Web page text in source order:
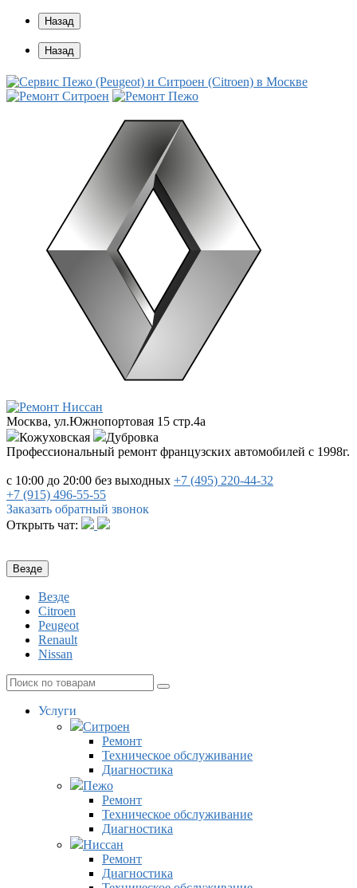
Назад
Назад
Москва, ул.Южнопортовая 15 стр.4a
Кожуховская
Дубровка
Профессиональный ремонт французских автомобилей с 1998г.
с 10:00 до 20:00 без выходных +7 (495) 220-44-32
+7 (915) 496-55-55
Заказать обратный звонок
Открыть чат:
Везде
Везде
Citroen
Peugeot
Renault
Nissan
Услуги
Ситроен
Ремонт
Техническое обслуживание
Диагностика
Пежо
Ремонт
Техническое обслуживание
Диагностика
Ниссан
Ремонт
Диагностика